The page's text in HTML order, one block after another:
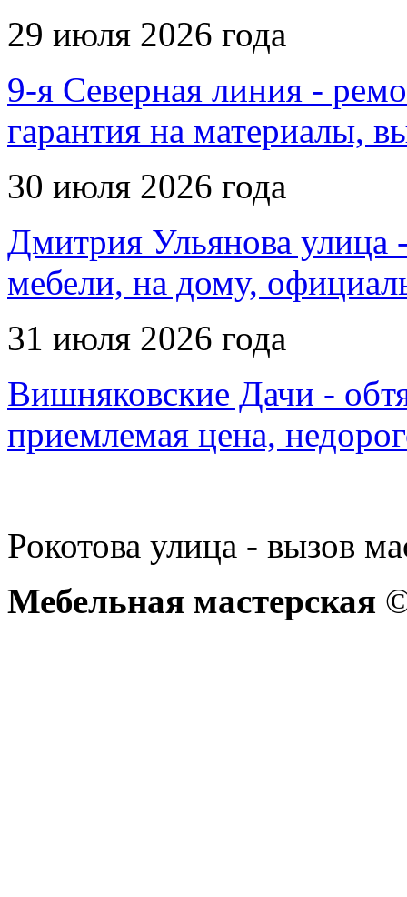
29 июля 2026 года
9-я Северная линия -
гарантия на материалы,
30 июля 2026 года
Дмитрия Ульянова улица
мебели, на дому,
31 июля 2026 года
Вишняковские Дачи -
приемлемая цена,
Рокотова улица - вызов
Мебельная мастерская